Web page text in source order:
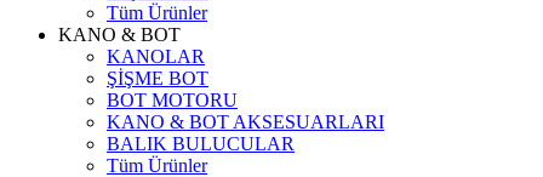
Tüm Ürünler
KANO & BOT
KANOLAR
ŞİŞME BOT
BOT MOTORU
KANO & BOT AKSESUARLARI
BALIK BULUCULAR
Tüm Ürünler